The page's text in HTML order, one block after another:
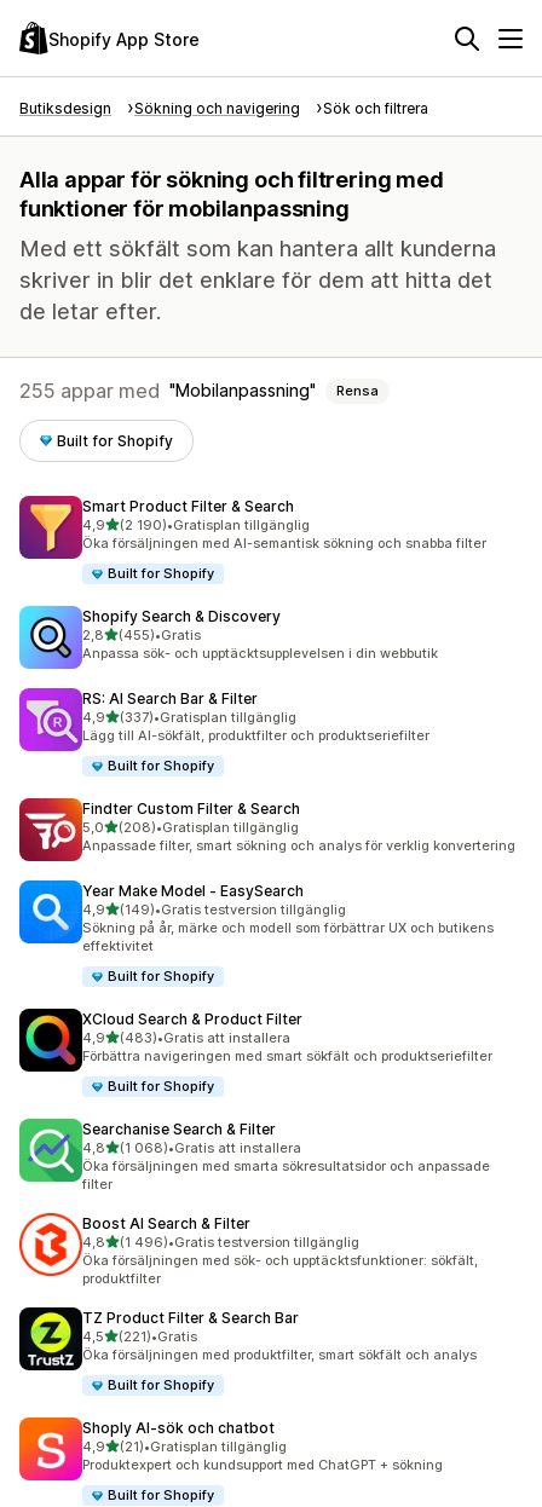
Shopify App Store
Butiksdesign Sökning och navigering Sök och filtrera
Alla appar för sökning och filtrering med
funktioner för mobilanpassning
Med ett sökfält som kan hantera allt kunderna
skriver in blir det enklare för dem att hitta det
de letar efter.
255 appar med Mobilanpassning Rensa
Built for Shopify
Smart Product Filter & Search
4,9av 5 stjärnor
(2 190)
2190 recensioner totalt
•Gratisplan tillgänglig
Öka försäljningen med AI-semantisk sökning och snabba filter
Built for Shopify
Shopify Search & Discovery
2,8av 5 stjärnor
(455)
455 recensioner totalt
•Gratis
Anpassa sök- och upptäcktsupplevelsen i din webbutik
RS: AI Search Bar & Filter
4,9av 5 stjärnor
(337)
337 recensioner totalt
•Gratisplan tillgänglig
Lägg till AI-sökfält, produktfilter och produktseriefilter
Built for Shopify
Findter Custom Filter & Search
5,0av 5 stjärnor
(208)
208 recensioner totalt
•Gratisplan tillgänglig
Anpassade filter, smart sökning och analys för verklig konvertering
Year Make Model ‑ EasySearch
4,9av 5 stjärnor
(149)
149 recensioner totalt
•Gratis testversion tillgänglig
Sökning på år, märke och modell som förbättrar UX och butikens
effektivitet
Built for Shopify
XCloud Search & Product Filter
4,9av 5 stjärnor
(483)
483 recensioner totalt
•Gratis att installera
Förbättra navigeringen med smart sökfält och produktseriefilter
Built for Shopify
Searchanise Search & Filter
4,8av 5 stjärnor
(1 068)
1068 recensioner totalt
•Gratis att installera
Öka försäljningen med smarta sökresultatsidor och anpassade
filter
Boost AI Search & Filter
4,8av 5 stjärnor
(1 496)
1496 recensioner totalt
•Gratis testversion tillgänglig
Öka försäljningen med sök- och upptäcktsfunktioner: sökfält,
produktfilter
TZ Product Filter & Search Bar
4,5av 5 stjärnor
(221)
221 recensioner totalt
•Gratis
Öka försäljningen med produktfilter, smart sökfält och analys
Built for Shopify
Shoply AI‑sök och chatbot
4,9av 5 stjärnor
(21)
21 recensioner totalt
•Gratisplan tillgänglig
Produktexpert och kundsupport med ChatGPT + sökning
Built for Shopify